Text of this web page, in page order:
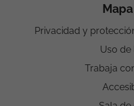
Privacidad y
Uso de
Trabaja